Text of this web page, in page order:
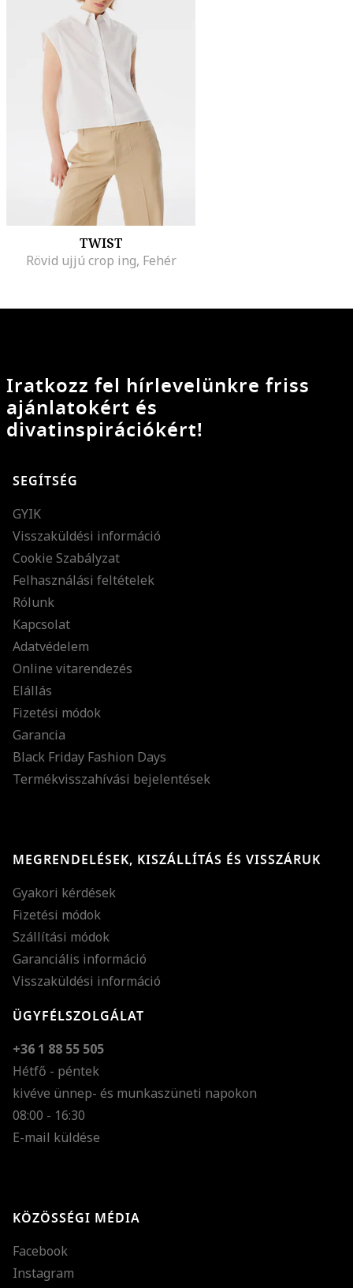
TWIST
Rövid ujjú crop ing, Fehér
Iratkozz fel hírlevelünkre friss
ajánlatokért és
divatinspirációkért!
SEGÍTSÉG
GYIK
Visszaküldési információ
Cookie Szabályzat
Felhasználási feltételek
Rólunk
Kapcsolat
Adatvédelem
Online vitarendezés
Elállás
Fizetési módok
Garancia
Black Friday Fashion Days
Termékvisszahívási bejelentések
MEGRENDELÉSEK, KISZÁLLÍTÁS ÉS VISSZÁRUK
Gyakori kérdések
Fizetési módok
Szállítási módok
Garanciális információ
Visszaküldési információ
ÜGYFÉLSZOLGÁLAT
+36 1 88 55 505
Hétfő - péntek
kivéve ünnep- és munkaszüneti napokon
08:00 - 16:30
E-mail küldése
KÖZÖSSÉGI MÉDIA
Facebook
Instagram